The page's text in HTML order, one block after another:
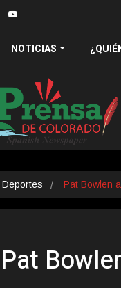
NOTICIAS
Deportes Pat Bowlen
Pat